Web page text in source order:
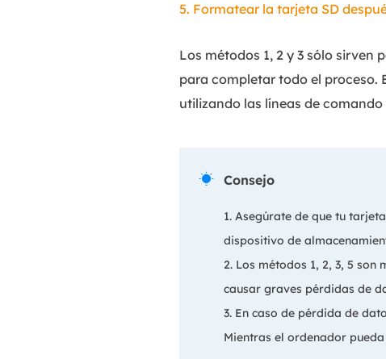
5. Formatear la tarjeta SD
Los métodos 1, 2 y 3 sólo sirven
para completar todo el proceso.
utilizando las líneas de comando
 Consejo
1. Asegúrate de que tu
dispositivo de
2. Los métodos 1, 2, 3, 5
causar graves pérdidas de
3. En caso de pérdida de
Mientras el ordenador